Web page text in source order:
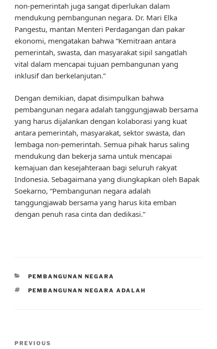
non-pemerintah juga sangat diperlukan dalam
mendukung pembangunan negara. Dr. Mari Elka
Pangestu, mantan Menteri Perdagangan dan pakar
ekonomi, mengatakan bahwa “Kemitraan antara
pemerintah, swasta, dan masyarakat sipil sangatlah
vital dalam mencapai tujuan pembangunan yang
inklusif dan berkelanjutan.”
Dengan demikian, dapat disimpulkan bahwa
pembangunan negara adalah tanggungjawab bersama
yang harus dijalankan dengan kolaborasi yang kuat
antara pemerintah, masyarakat, sektor swasta, dan
lembaga non-pemerintah. Semua pihak harus saling
mendukung dan bekerja sama untuk mencapai
kemajuan dan kesejahteraan bagi seluruh rakyat
Indonesia. Sebagaimana yang diungkapkan oleh Bapak
Soekarno, “Pembangunan negara adalah
tanggungjawab bersama yang harus kita emban
dengan penuh rasa cinta dan dedikasi.”
CATEGORIES
PEMBANGUNAN NEGARA
TAGS
PEMBANGUNAN NEGARA ADALAH
Previous
PREVIOUS